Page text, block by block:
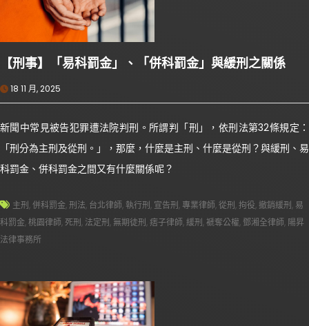
【刑事】「易科罰金」、「併科罰金」與緩刑之關係
18 11 月, 2025
新聞中常見被告犯罪遭法院判刑。所謂判「刑」，依刑法第32條規定：
「刑分為主刑及從刑。」，那麼，什麼是主刑、什麼是從刑？與緩刑、易
科罰金、併科罰金之間又有什麼關係呢？
主刑,併科罰金,刑法, 台北律師, 執行刑, 宣告刑, 專業律師,從刑,拘役,撤銷緩刑, 易
科罰金,桃園律師,死刑, 法定刑, 無期徒刑, 痞子律師,緩刑,褫奪公權, 鄧湘全律師, 陽昇
法律事務所